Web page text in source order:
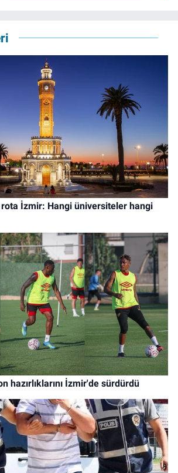
İzmir: Hangi üniversiteler hangi
hazırlıklarını İzmir'de sürdürdü